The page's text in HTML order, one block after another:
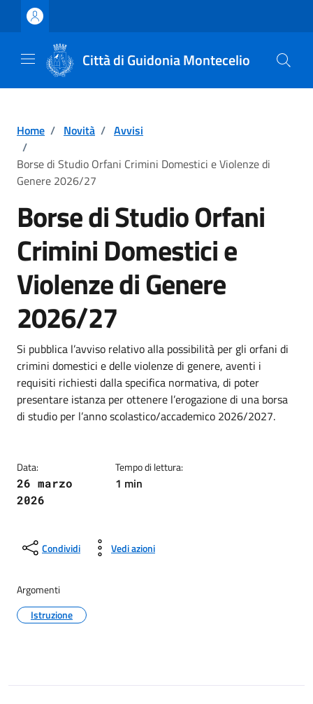
Vai ai contenuti
Vai al footer
Città di Guidonia Montecelio
Home / Novità / Avvisi
/
Borse di Studio Orfani Crimini Domestici e Violenze di
Genere 2026/27
Borse di Studio Orfani
Crimini Domestici e
Violenze di Genere
2026/27
Dettagli della notizia
Si pubblica l’avviso relativo alla possibilità per gli orfani di
crimini domestici e delle violenze di genere, aventi i
requisiti richiesti dalla specifica normativa, di poter
presentare istanza per ottenere l’erogazione di una borsa
di studio per l’anno scolastico/accademico 2026/2027.
Data:
26 marzo
2026
Tempo di lettura:
1 min
Condividi Vedi azioni
Argomenti
Istruzione